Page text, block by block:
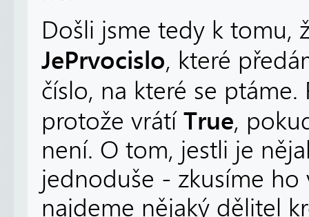
Došli jsme tedy k tomu,
JePrvocislo, které
číslo, na které se
protože vrátí True,
není. O tom, jestli je
jednoduše - zkusíme
najdeme nějaký dělitel